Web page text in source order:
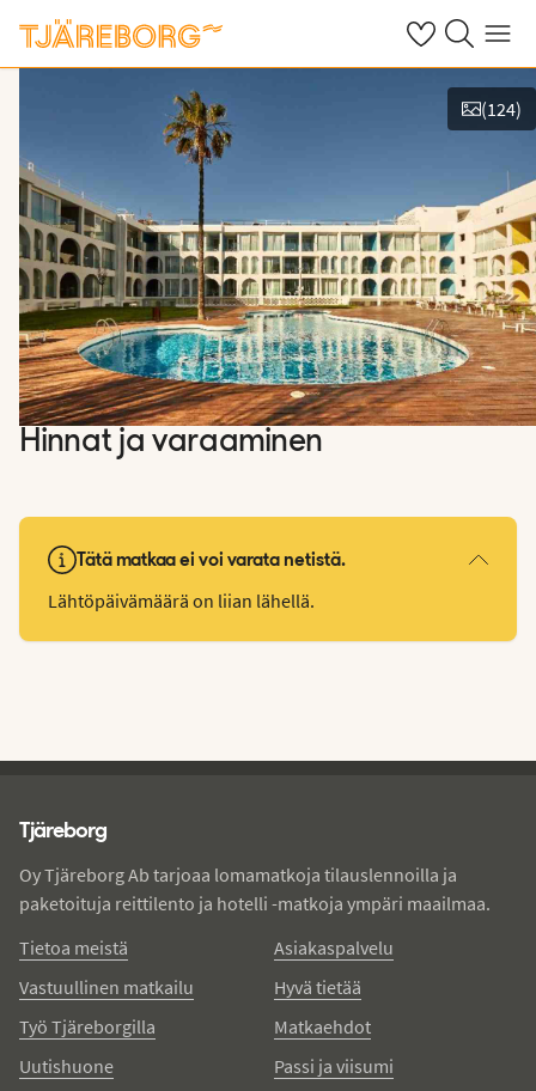
OmatHaku Valikko
Näytä kuvia
(124)
Hinnat ja varaaminen
Tätä matkaa ei voi varata netistä.
Lähtöpäivämäärä on liian lähellä.
Tjäreborg
Oy Tjäreborg Ab tarjoaa lomamatkoja tilauslennoilla ja
paketoituja reittilento ja hotelli -matkoja ympäri maailmaa.
Tietoa meistä
Vastuullinen matkailu
Työ Tjäreborgilla
Uutishuone
Asiakaspalvelu
Hyvä tietää
Matkaehdot
Passi ja viisumi